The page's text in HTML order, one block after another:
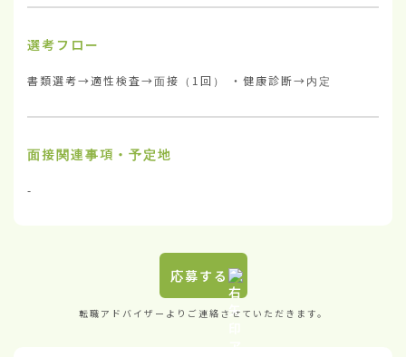
選考フロー
書類選考→適性検査→面接（1回） ・健康診断→内定
面接関連事項・予定地
-
応募する
転職アドバイザーよりご連絡させていただきます。